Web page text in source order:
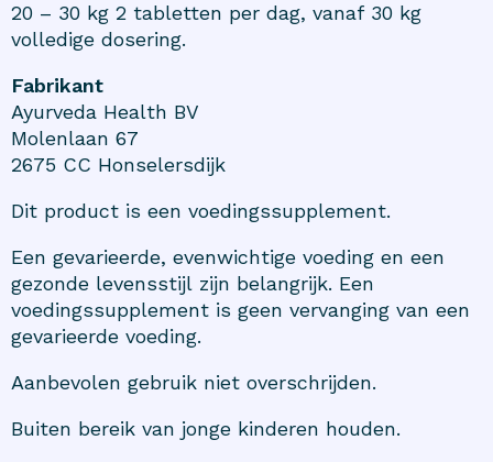
20 – 30 kg 2 tabletten per dag, vanaf 30 kg
volledige dosering.
Fabrikant
Ayurveda Health BV
Molenlaan 67
2675 CC Honselersdijk
Dit product is een voedingssupplement.
Een gevarieerde, evenwichtige voeding en een
gezonde levensstijl zijn belangrijk. Een
voedingssupplement is geen vervanging van een
gevarieerde voeding.
Aanbevolen gebruik niet overschrijden.
Buiten bereik van jonge kinderen houden.